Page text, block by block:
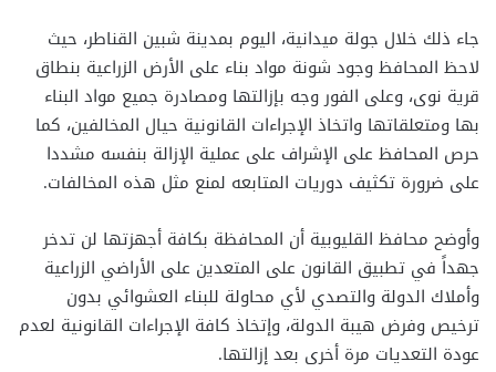
جاء ذلك خلال جولة ميدانية، اليوم بمدينة شبين القناطر، حيث
لاحظ المحافظ وجود شونة مواد بناء على الأرض الزراعية بنطاق
قرية نوى، وعلى الفور وجه بإزالتها ومصادرة جميع مواد البناء
بها ومتعلقاتها واتخاذ الإجراءات القانونية حيال المخالفين، كما
حرص المحافظ على الإشراف على عملية الإزالة بنفسه مشددا
على ضرورة تكثيف دوريات المتابعه لمنع مثل هذه المخالفات.
وأوضح محافظ القليوبية أن المحافظة بكافة أجهزتها لن تدخر
جهداً في تطبيق القانون على المتعدين على الأراضي الزراعية
وأملاك الدولة والتصدي لأي محاولة للبناء العشوائي بدون
ترخيص وفرض هيبة الدولة، وإتخاذ كافة الإجراءات القانونية لعدم
عودة التعديات مرة أخرى بعد إزالتها.